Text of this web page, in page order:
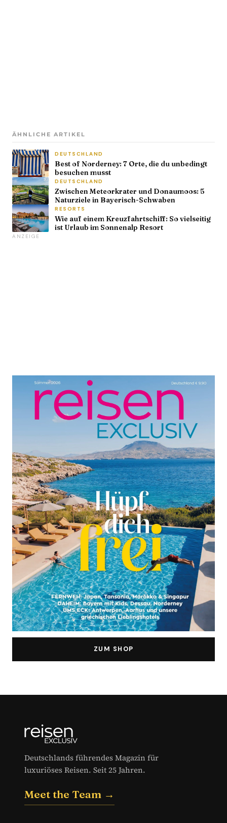
ZUM SHOP
ÄHNLICHE ARTIKEL
DEUTSCHLAND
Best of Norderney: 7 Orte, die du unbedingt
besuchen musst
DEUTSCHLAND
Zwischen Meteorkrater und Donaumoos: 5
Naturziele in Bayerisch-Schwaben
RESORTS
Wie auf einem Kreuzfahrtschiff: So vielseitig
ist Urlaub im Sonnenalp Resort
ANZEIGE
Deutschlands führendes Magazin für
luxuriöses Reisen. Seit 25 Jahren.
Meet the Team →